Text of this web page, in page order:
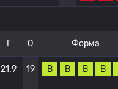
Г О Форма
21:9 19 В В В В